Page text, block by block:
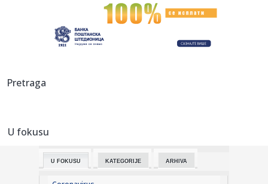
Izdato upozorenje, nacija na nogama: Stiže snažan tajfun,
20:22:Rusi žestoko napali; Sve gori – na udaru i Nemci
20:20:
20:14:
Brza pruga između Beograda i Budimpešte najavljena za
Pretraga
U fokusu
U FOKUSU KATEGORIJE ARHIVA